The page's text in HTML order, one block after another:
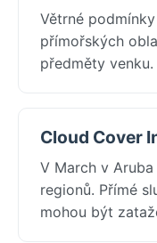
Větrné
přímořských
předměty venku.
Cloud Cover
V March v
regionů. Přímé
mohou být